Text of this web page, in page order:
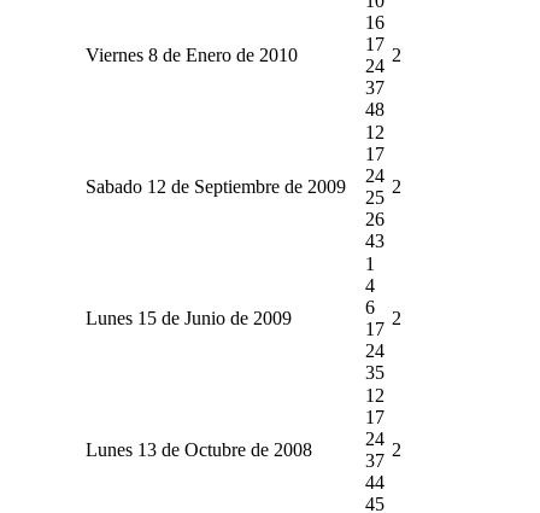
Viernes 8 de Enero de 2010
16
17
24
37
48
2
Sabado 12 de Septiembre de 2009
12
17
24
25
26
43
2
Lunes 15 de Junio de 2009
1
4
6
17
24
35
2
Lunes 13 de Octubre de 2008
12
17
24
37
44
45
2